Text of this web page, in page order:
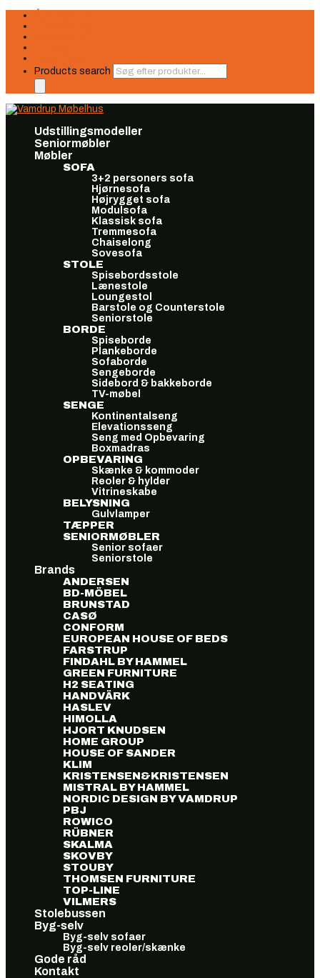
Products search
Udstillingsmodeller
Seniormøbler
Møbler
SOFA
3+2 personers sofa
Hjørnesofa
Højrygget sofa
Modulsofa
Klassisk sofa
Tremmesofa
Chaiselong
Sovesofa
STOLE
Spisebordsstole
Lænestole
Loungestol
Barstole og Counterstole
Seniorstole
BORDE
Spiseborde
Plankeborde
Sofaborde
Sengeborde
Sidebord & bakkeborde
TV-møbel
SENGE
Kontinentalseng
Elevationsseng
Seng med Opbevaring
Boxmadras
OPBEVARING
Skænke & kommoder
Reoler & hylder
Vitrineskabe
BELYSNING
Gulvlamper
TÆPPER
SENIORMØBLER
Senior sofaer
Seniorstole
Brands
ANDERSEN
BD-MÖBEL
BRUNSTAD
CASØ
CONFORM
EUROPEAN HOUSE OF BEDS
FARSTRUP
FINDAHL BY HAMMEL
GREEN FURNITURE
H2 SEATING
HANDVÄRK
HASLEV
HIMOLLA
HJORT KNUDSEN
HOME GROUP
HOUSE OF SANDER
KLIM
KRISTENSEN&KRISTENSEN
MISTRAL BY HAMMEL
NORDIC DESIGN BY VAMDRUP
PBJ
ROWICO
RÜBNER
SKALMA
SKOVBY
STOUBY
THOMSEN FURNITURE
TOP-LINE
VILMERS
Stolebussen
Byg-selv
Byg-selv sofaer
Byg-selv reoler/skænke
Gode råd
Kontakt